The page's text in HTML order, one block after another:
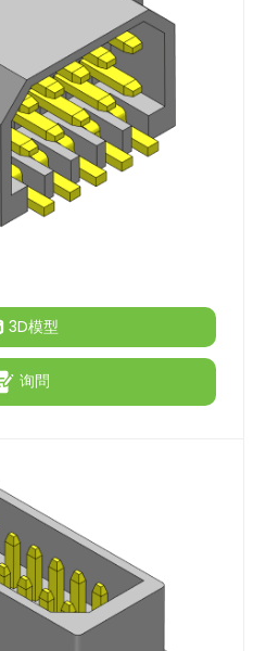
3D模型
询問